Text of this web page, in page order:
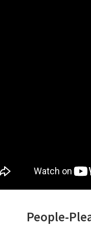
People-